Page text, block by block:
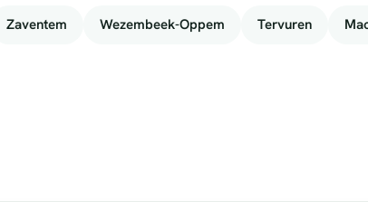
Zaventem Wezembeek-Oppem Tervuren